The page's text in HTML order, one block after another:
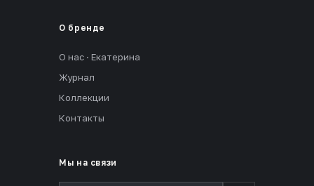
О бренде
О нас · Екатерина
Журнал
Коллекции
Контакты
Мы на связи